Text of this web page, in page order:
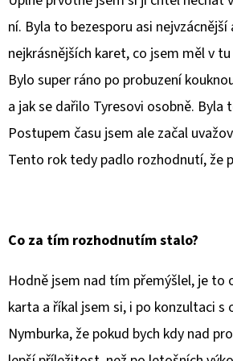
ní. Byla to bezesporu asi nejvzácnější
nejkrásnějších karet, co jsem měl v
Bylo super ráno po probuzení
a jak se dařilo Tyresovi osobně. Byla
Postupem času jsem ale začal
Tento rok tedy padlo rozhodnutí, že
Co za tím rozhodnutím stalo?
Hodně jsem nad tím přemýšlel, je to
karta a říkal jsem si, i po konzultaci s
Nymburka, že pokud bych kdy nad